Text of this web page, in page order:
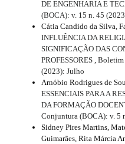
DE ENGENHARIA E
(BOCA): v. 15 n. 45
Cátia Candido da Silva,
INFLUÊNCIA DA
SIGNIFICAÇÃO DAS
PROFESSORES Boletim
(2023): Julho
Arnóbio Rodrigues de
ESSENCIAIS PARA A
DA FORMAÇÃO
Conjuntura (BOCA): v. 5
Sidney Pires Martins,
Guimarães, Rita Márcia